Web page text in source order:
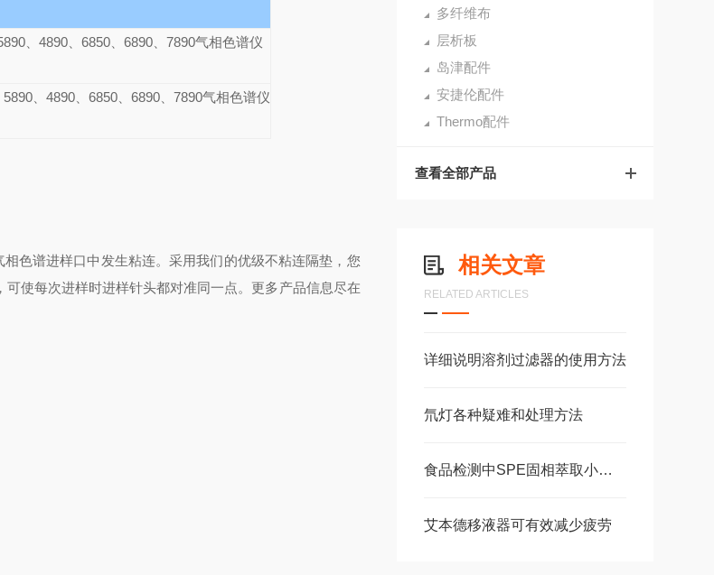
多纤维布
层析板
岛津配件
安捷伦配件
Thermo配件
查看全部产品
相关文章
RELATED ARTICLES
详细说明溶剂过滤器的使用方法
氘灯各种疑难和处理方法
食品检测中SPE固相萃取小柱的重要性
艾本德移液器可有效减少疲劳
、4890、6850、6890、7890气相色谱仪
、4890、6850、6890、7890气相色谱仪
色谱进样口中发生粘连。采用我们的优级不粘连隔垫，您
使每次进样时进样针头都对准同一点。更多产品信息尽在